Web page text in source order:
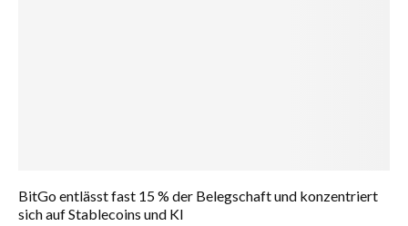
BitGo entlässt fast 15 % der Belegschaft und konzentriert
sich auf Stablecoins und KI